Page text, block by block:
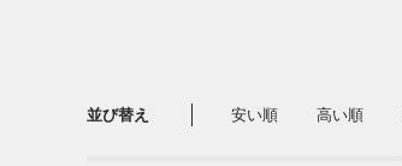
並び替え 安い順 高い順